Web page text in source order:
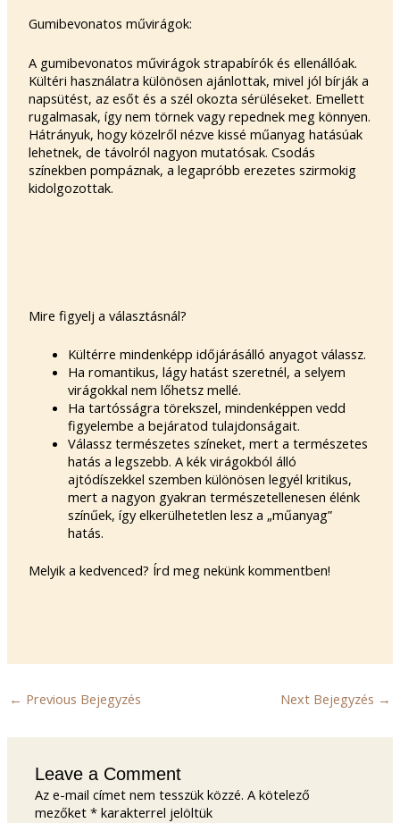
Gumibevonatos művirágok:
A gumibevonatos művirágok strapabírók és ellenállóak.
Kültéri használatra különösen ajánlottak, mivel jól bírják a
napsütést, az esőt és a szél okozta sérüléseket. Emellett
rugalmasak, így nem törnek vagy repednek meg könnyen.
Hátrányuk, hogy közelről nézve kissé műanyag hatásúak
lehetnek, de távolról nagyon mutatósak. Csodás
színekben pompáznak, a legapróbb erezetes szirmokig
kidolgozottak.
Mire figyelj a választásnál?
Kültérre mindenképp időjárásálló anyagot válassz.
Ha romantikus, lágy hatást szeretnél, a selyem
virágokkal nem lőhetsz mellé.
Ha tartósságra törekszel, mindenképpen vedd
figyelembe a bejáratod tulajdonságait.
Válassz természetes színeket, mert a természetes
hatás a legszebb. A kék virágokból álló
ajtódíszekkel szemben különösen legyél kritikus,
mert a nagyon gyakran természetellenesen élénk
színűek, így elkerülhetetlen lesz a „műanyag”
hatás.
Melyik a kedvenced? Írd meg nekünk kommentben!
← Previous Bejegyzés Next Bejegyzés →
Leave a Comment
Az e-mail címet nem tesszük közzé. A kötelező
mezőket* karakterrel jelöltük